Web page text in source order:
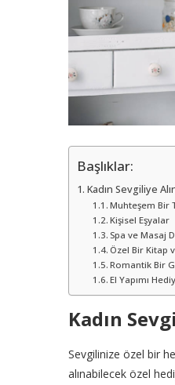
Başlıklar:
Kadın Sevgiliye
Muhteşem Bir
Kişisel Eşyalar
Spa ve Masaj
Özel Bir Kitap
Romantik Bir
El Yapımı
Kadın
Sevgilinize özel bir
alınabilecek özel